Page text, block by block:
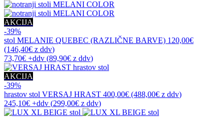
AKCIJA
-39%
stol MELANIE QUEBEC (RAZLIČNE BARVE) 120,00€
(146,40€ z ddv)
73,70€ +ddv (89,90€ z ddv)
AKCIJA
-39%
hrastov stol VERSAJ HRAST 400,00€ (488,00€ z ddv)
245,10€ +ddv (299,00€ z ddv)